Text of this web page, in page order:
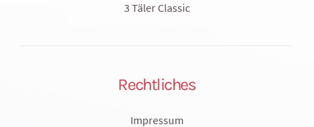
3 Täler Classic
Rechtliches
Impressum